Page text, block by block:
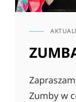
CAT
Zumby w